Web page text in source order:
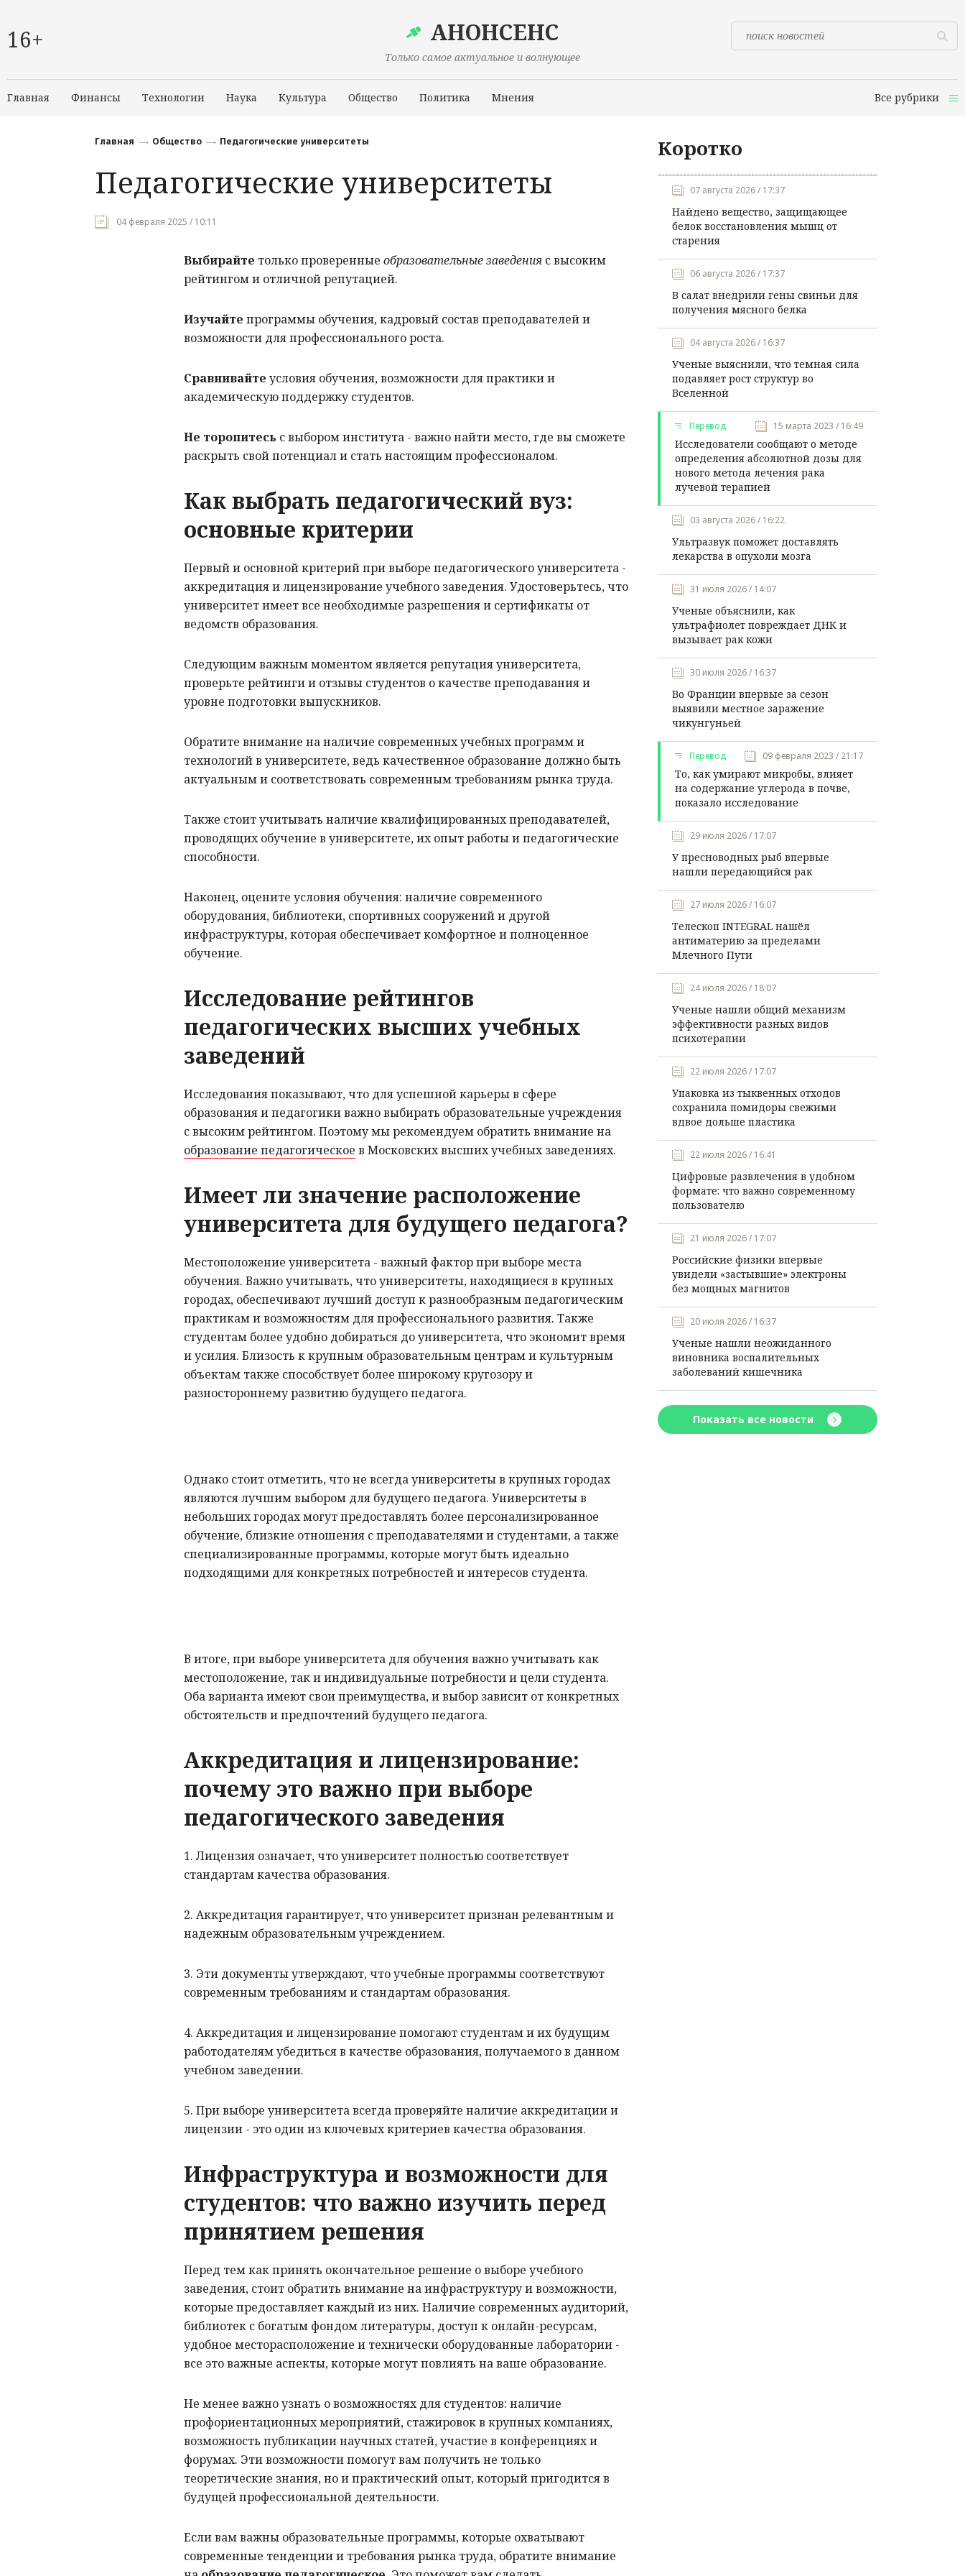
16+ АНОНСЕНС
Только самое актуальное и волнующее
Главная Финансы Технологии Наука Культура Общество Политика Мнения Все рубрики
Главная Общество Педагогические университеты
Педагогические университеты
04 февраля 2025 / 10:11
Выбирайте только проверенные образовательные заведенияс высоким
рейтингом и отличной репутацией.
Изучайте программы обучения, кадровый состав преподавателей и
возможности для профессионального роста.
Сравнивайте условия обучения, возможности для практики и
академическую поддержку студентов.
Не торопитесь с выбором института - важно найти место, где вы сможете
раскрыть свой потенциал и стать настоящим профессионалом.
Как выбрать педагогический вуз:
основные критерии
Первый и основной критерий при выборе педагогического университета -
аккредитация и лицензирование учебного заведения. Удостоверьтесь, что
университет имеет все необходимые разрешения и сертификаты от
ведомств образования.
Следующим важным моментом является репутация университета,
проверьте рейтинги и отзывы студентов о качестве преподавания и
уровне подготовки выпускников.
Обратите внимание на наличие современных учебных программ и
технологий в университете, ведь качественное образование должно быть
актуальным и соответствовать современным требованиям рынка труда.
Также стоит учитывать наличие квалифицированных преподавателей,
проводящих обучение в университете, их опыт работы и педагогические
способности.
Наконец, оцените условия обучения: наличие современного
оборудования, библиотеки, спортивных сооружений и другой
инфраструктуры, которая обеспечивает комфортное и полноценное
обучение.
Исследование рейтингов
педагогических высших учебных
заведений
Исследования показывают, что для успешной карьеры в сфере
образования и педагогики важно выбирать образовательные учреждения
с высоким рейтингом. Поэтому мы рекомендуем обратить внимание на
образование педагогическое в Московских высших учебных заведениях.
Имеет ли значение расположение
университета для будущего педагога?
Местоположение университета - важный фактор при выборе места
обучения. Важно учитывать, что университеты, находящиеся в крупных
городах, обеспечивают лучший доступ к разнообразным педагогическим
практикам и возможностям для профессионального развития. Также
студентам более удобно добираться до университета, что экономит время
и усилия. Близость к крупным образовательным центрам и культурным
объектам также способствует более широкому кругозору и
разностороннему развитию будущего педагога.
Однако стоит отметить, что не всегда университеты в крупных городах
являются лучшим выбором для будущего педагога. Университеты в
небольших городах могут предоставлять более персонализированное
обучение, близкие отношения с преподавателями и студентами, а также
специализированные программы, которые могут быть идеально
подходящими для конкретных потребностей и интересов студента.
В итоге, при выборе университета для обучения важно учитывать как
местоположение, так и индивидуальные потребности и цели студента.
Оба варианта имеют свои преимущества, и выбор зависит от конкретных
обстоятельств и предпочтений будущего педагога.
Аккредитация и лицензирование:
почему это важно при выборе
педагогического заведения
1. Лицензия означает, что университет полностью соответствует
стандартам качества образования.
2. Аккредитация гарантирует, что университет признан релевантным и
надежным образовательным учреждением.
3. Эти документы утверждают, что учебные программы соответствуют
современным требованиям и стандартам образования.
4. Аккредитация и лицензирование помогают студентам и их будущим
работодателям убедиться в качестве образования, получаемого в данном
учебном заведении.
5. При выборе университета всегда проверяйте наличие аккредитации и
лицензии - это один из ключевых критериев качества образования.
Инфраструктура и возможности для
студентов: что важно изучить перед
принятием решения
Перед тем как принять окончательное решение о выборе учебного
заведения, стоит обратить внимание на инфраструктуру и возможности,
которые предоставляет каждый из них. Наличие современных аудиторий,
библиотек с богатым фондом литературы, доступ к онлайн-ресурсам,
удобное месторасположение и технически оборудованные лаборатории -
все это важные аспекты, которые могут повлиять на ваше образование.
Не менее важно узнать о возможностях для студентов: наличие
профориентационных мероприятий, стажировок в крупных компаниях,
возможность публикации научных статей, участие в конференциях и
форумах. Эти возможности помогут вам получить не только
теоретические знания, но и практический опыт, который пригодится в
будущей профессиональной деятельности.
Если вам важны образовательные программы, которые охватывают
современные тенденции и требования рынка труда, обратите внимание
Коротко
07 августа 2026 / 17:37
Найдено вещество, защищающее
белок восстановления мышц от
старения
06 августа 2026 / 17:37
В салат внедрили гены свиньи для
получения мясного белка
04 августа 2026 / 16:37
Ученые выяснили, что темная сила
подавляет рост структур во
Вселенной
Перевод 15 марта 2023 / 16:49
Исследователи сообщают о методе
определения абсолютной дозы для
нового метода лечения рака
лучевой терапией
03 августа 2026 / 16:22
Ультразвук поможет доставлять
лекарства в опухоли мозга
31 июля 2026 / 14:07
Ученые объяснили, как
ультрафиолет повреждает ДНК и
вызывает рак кожи
30 июля 2026 / 16:37
Во Франции впервые за сезон
выявили местное заражение
чикунгуньей
Перевод 09 февраля 2023 / 21:17
То, как умирают микробы, влияет
на содержание углерода в почве,
показало исследование
29 июля 2026 / 17:07
У пресноводных рыб впервые
нашли передающийся рак
27 июля 2026 / 16:07
Телескоп INTEGRAL нашёл
антиматерию за пределами
Млечного Пути
24 июля 2026 / 18:07
Ученые нашли общий механизм
эффективности разных видов
психотерапии
22 июля 2026 / 17:07
Упаковка из тыквенных отходов
сохранила помидоры свежими
вдвое дольше пластика
22 июля 2026 / 16:41
Цифровые развлечения в удобном
формате: что важно современному
пользователю
21 июля 2026 / 17:07
Российские физики впервые
увидели «застывшие» электроны
без мощных магнитов
20 июля 2026 / 16:37
Ученые нашли неожиданного
виновника воспалительных
заболеваний кишечника
Показать все новости